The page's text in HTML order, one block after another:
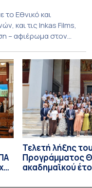
Εθνικό και
και τις Inkas Films,
– αφιέρωμα στον
«Η
διοργανώθηκε στο
Σπετσών και του
Τελετή λήξης
Προγράμματος
ακαδημαϊκού